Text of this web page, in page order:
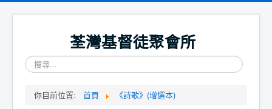
荃灣基督徒聚會所
搜
尋...
你目前位置:
首頁 《詩歌》(增選本)